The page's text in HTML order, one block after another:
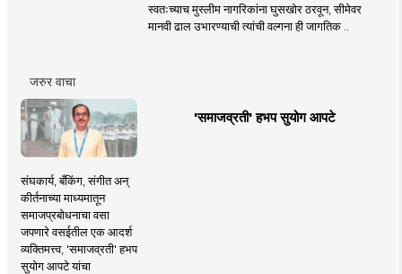
स्वतःच्याच मुस्लीम नागरिकांना घुसखोर ठरवून, सीमेवर
मानवी ढाल उभारण्याची त्यांची वल्गना ही जागतिक ..
जरुर वाचा
'समाजव्रती' हभप सुयोग आपटे
संघकार्य, बँकिंग, संगीत अन्
कीर्तनाच्या माध्यमातून
समाजप्रबोधनाचा वसा
जपणारे वसईतील एक आदर्श
व्यक्तिमत्त्व, 'समाजव्रती' हभप
सुयोग आपटे यांचा